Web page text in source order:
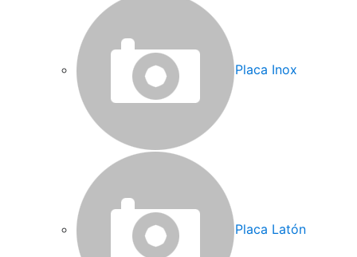
Placa Inox
Placa Latón